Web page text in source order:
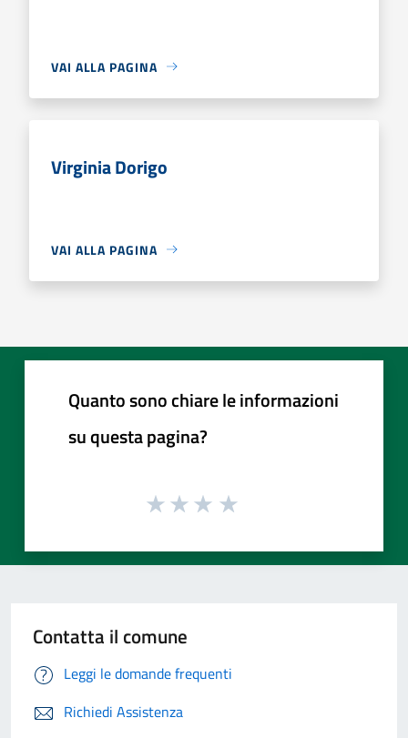
VAI ALLA PAGINA
Virginia Dorigo
VAI ALLA PAGINA
Quanto sono chiare le informazioni
su questa pagina?
Contatta il comune
Leggi le domande frequenti
Richiedi Assistenza